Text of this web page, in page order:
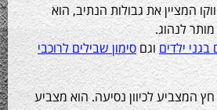
את גבולות הנתיב, הוא
וגםסימון שבילים לרוכבי
נסיעה. הוא מצביע